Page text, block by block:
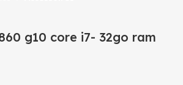
g10 core i7- 32go ram